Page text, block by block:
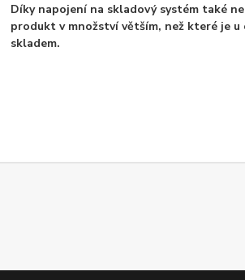
Díky napojení na skladový systém také
produkt v množství větším, než které je
skladem.